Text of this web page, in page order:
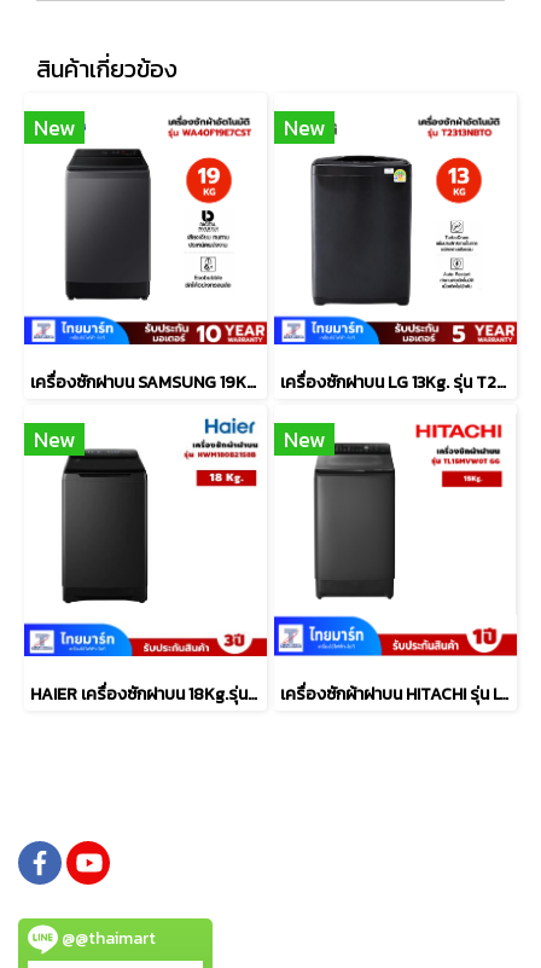
สินค้าเกี่ยวข้อง
New
เครื่องซักฝาบน SAMSUNG 19Kg. รุ่น WA40F19E7CST
New
เครื่องซักฝาบน LG 13Kg. รุ่น T2313NBTO
New
HAIER เครื่องซักฝาบน 18Kg.รุ่นHWM180B2158B
New
เครื่องซักผ้าฝาบน HITACHI รุ่น LTL 15MVW0T GG 15 กก.
@@thaimart